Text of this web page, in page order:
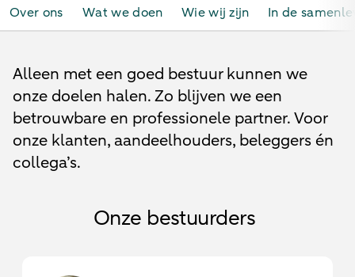
Over ons Wat we doen Wie wij zijn In de
Alleen met een goed bestuur kunnen we
onze doelen halen. Zo blijven we een
betrouwbare en professionele partner. Voor
onze klanten, aandeelhouders, beleggers én
collega’s.
Onze bestuurders